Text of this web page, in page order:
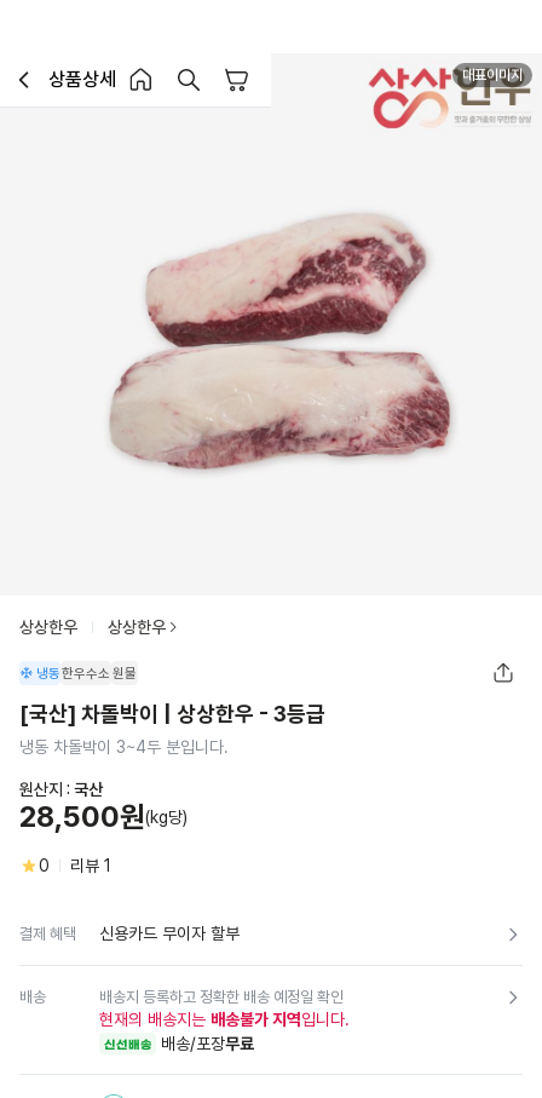
이전페이지로 이동
상품상세
홈 버튼홈 장바구니
대표이미지
상상한우 상상한우
냉동한우수소 원물
[국산] 차돌박이 | 상상한우 - 3등급
냉동 차돌박이 3~4두 분입니다.
원산지 : 국산
28,500원(kg당)
0 리뷰 1
결제 혜택 신용카드 무이자 할부
배송 배송지 등록하고 정확한 배송 예정일 확인
현재의 배송지는 배송불가 지역입니다.
신선배송 배송/포장무료